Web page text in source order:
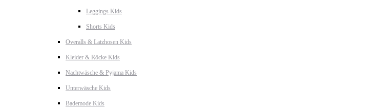
Leggings Kids
Shorts Kids
Overalls & Latzhosen Kids
Kleider & Röcke Kids
Nachtwäsche & Pyjama Kids
Unterwäsche Kids
Bademode Kids